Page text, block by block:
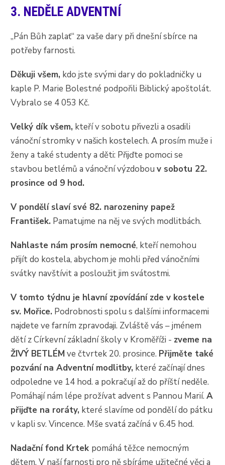
3. NEDĚLE ADVENTNÍ
„Pán Bůh zaplať“ za vaše dary při dnešní sbírce na
potřeby farnosti.
Děkuji všem, kdo jste svými dary do pokladničky u
kaple P. Marie Bolestné podpořili Biblický apoštolát.
Vybralo se 4 053 Kč.
Velký dík všem, kteří v sobotu přivezli a osadili
vánoční stromky v našich kostelech. A prosím muže i
ženy a také studenty a děti: Přijďte pomoci se
stavbou betlémů a vánoční výzdobouv sobotu 22.
prosince od 9 hod.
V pondělí slaví své 82. narozeniny papež
František. Pamatujme na něj ve svých modlitbách.
Nahlaste nám prosím nemocné, kteří nemohou
přijít do kostela, abychom je mohli před vánočními
svátky navštívit a posloužit jim svátostmi.
V tomto týdnu je hlavní zpovídání zde v kostele
sv. Mořice. Podrobnosti spolu s dalšími informacemi
najdete ve farním zpravodaji. Zvláště vás – jménem
dětí z Církevní základní školy v Kroměříži - zveme na
ŽIVÝ BETLÉMve čtvrtek 20. prosince. Přijměte také
pozvání na Adventní modlitby, které začínají dnes
odpoledne ve 14 hod. a pokračují až do příští neděle.
Pomáhají nám lépe prožívat advent s Pannou Marií.A
přijďte na roráty, které slavíme od pondělí do pátku
v kapli sv. Vincence. Mše svatá začíná v 6.45 hod.
Nadační fond Krtek pomáhá těžce nemocným
dětem. V naší farnosti pro ně sbíráme užitečné věci a